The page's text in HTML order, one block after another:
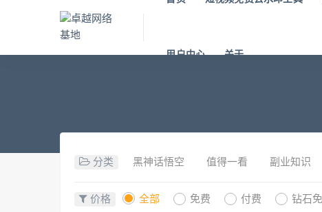
用户中心 关于
分类 黑神话悟空 值得一看 副业知识
价格 全部 免费 付费 钻石